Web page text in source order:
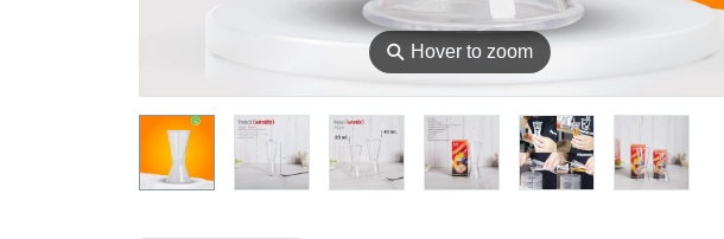
⚲ Hover to zoom